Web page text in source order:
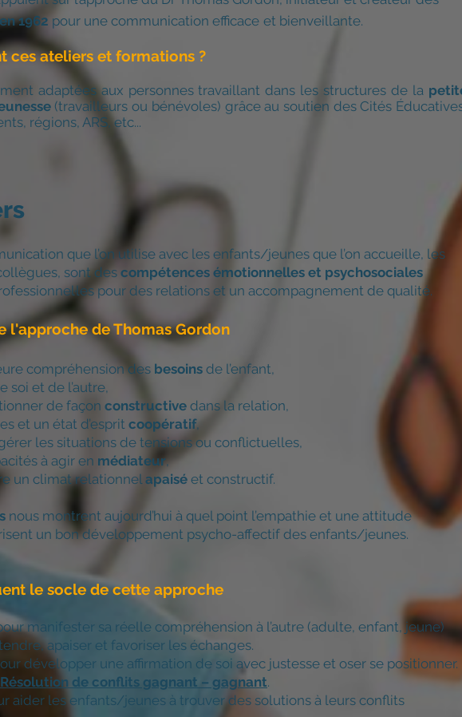
1962 pour une communication efficace et bienveillante.
ces ateliers et formations ?
adaptées aux personnes travaillant dans les structures de la
(travailleurs ou bénévoles) grâce au soutien des Cités
régions, ARS, etc...
que l’on utilise avec les enfants/jeunes que l’on accueille, les
sont des compétences émotionnelles et psychosociales
pour des relations et un accompagnement de qualité.
l'approche de Thomas Gordon
compréhension des besoins de l’enfant,
soi et de l’autre,
de façon constructive dans la relation,
et un état d’esprit coopératif,
les situations de tensions ou conflictuelles,
à agir en médiateur,
un climat relationnelapaisé et constructif.
nous montrent aujourd’hui à quel point l’empathie et une attitude
un bon développement psycho-affectif des enfants/jeunes.
le socle de cette approche
manifester sa réelle compréhension à l’autre (adulte, enfant, jeune)
apaiser et favoriser les échanges.
développer une affirmation de soi avec justesse et oser se positionner.
Résolution de conflits gagnant – gagnant.
aider les enfants/jeunes à trouver des solutions à leurs conflits